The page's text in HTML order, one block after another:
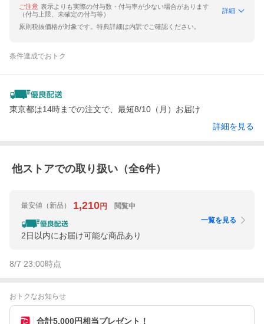
ご注意 表示よりも実際の付与数・付与率が少ない場合があります
（付与上限、未確定の付与等）
詳細
原則税抜価格が対象です。特典詳細は内訳でご確認ください。
条件達成でおトク
東京都は14時までの注文で、最短8/10（月）お届け
詳細を見る
他ストアでの取り扱い（全6件）
最安値 （新品） 1,210円 閲覧中
2日以内にお届け可能な商品あり
一覧を見る
8/7 23:00時点
おトクなお知らせ
合計5,000円相当プレゼント！